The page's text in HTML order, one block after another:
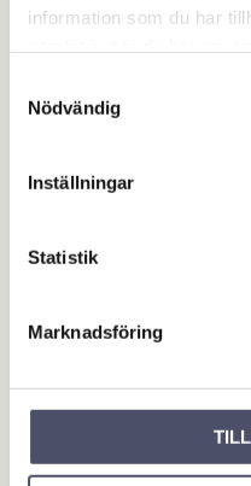
information som du har
Nödvändig
Inställningar
Statistik
Marknadsföring
Hydrauliska cylindrar
Hydrauliska pumpar
Hydrauliska tillbehör
3-fas kompressorer
Kompressortillbehör &
Rördelar, Adaptrar &
Svets &
Elverk & Motorsvetsar